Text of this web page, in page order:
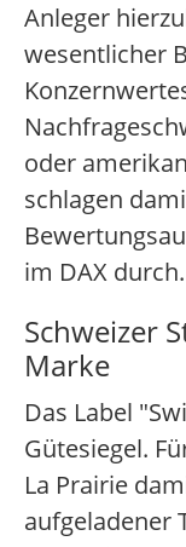
Anleger
wesentlicher
oder
schlagen
im DAX durch.
Schweizer
Marke
Das Label
Gütesiegel.
La Prairie
aufgeladener